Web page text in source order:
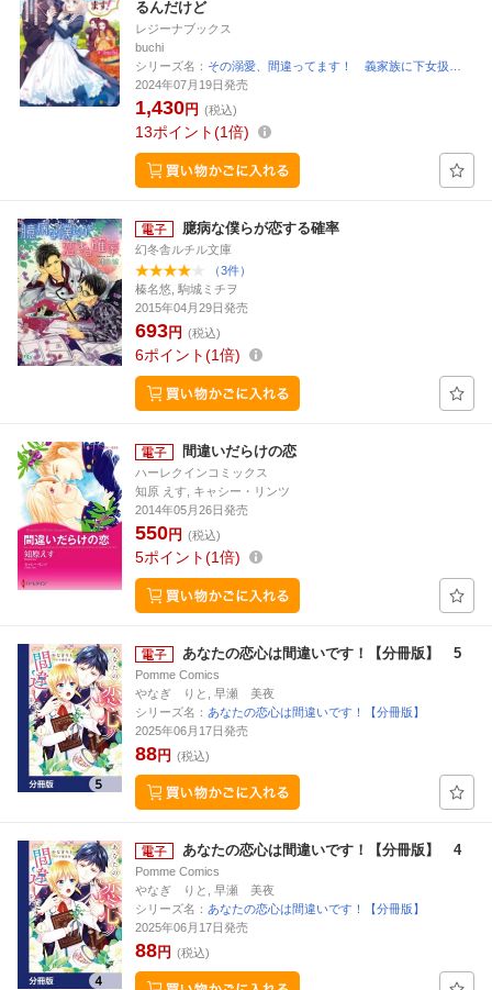
るんだけど
レジーナブックス
buchi
シリーズ名： その溺愛、間違ってます！ 義家族に下女扱…
2024年07月19日発売
1,430円 (税込)
13ポイント 1倍
臆病な僕らが恋する確率
幻冬舎ルチル文庫
（3件）
榛名悠, 駒城ミチヲ
2015年04月29日発売
693円 (税込)
6ポイント 1倍
間違いだらけの恋
ハーレクインコミックス
知原 えす, キャシー・リンツ
2014年05月26日発売
550円 (税込)
5ポイント 1倍
あなたの恋心は間違いです！【分冊版】 5
Pomme Comics
やなぎ りと, 早瀬 美夜
シリーズ名： あなたの恋心は間違いです！【分冊版】
2025年06月17日発売
88円 (税込)
あなたの恋心は間違いです！【分冊版】 4
Pomme Comics
やなぎ りと, 早瀬 美夜
シリーズ名： あなたの恋心は間違いです！【分冊版】
2025年06月17日発売
88円 (税込)